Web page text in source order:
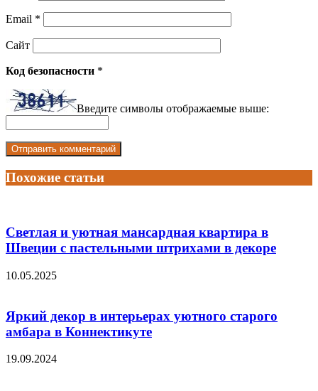
Email *
Сайт
Код безопасности *
Введите символы отображаемые выше:
Похожие статьи
Светлая и уютная мансардная квартира в
Швеции с пастельными штрихами в декоре
10.05.2025
Яркий декор в интерьерах уютного старого
амбара в Коннектикуте
19.09.2024